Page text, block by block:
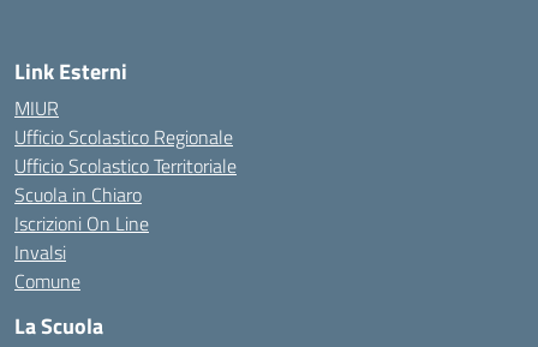
Link Esterni
MIUR
Ufficio Scolastico Regionale
Ufficio Scolastico Territoriale
Scuola in Chiaro
Iscrizioni On Line
Invalsi
Comune
La Scuola